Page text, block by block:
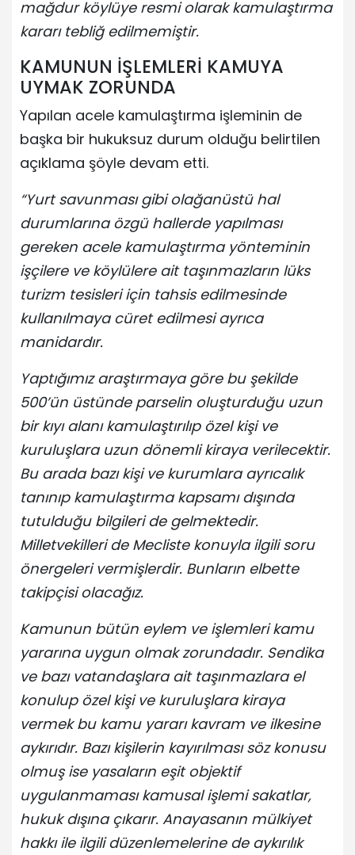
mağdur köylüye resmi olarak kamulaştırma
kararı tebliğ edilmemiştir.
KAMUNUN İŞLEMLERİ KAMUYA
UYMAK ZORUNDA
Yapılan acele kamulaştırma işleminin de
başka bir hukuksuz durum olduğu belirtilen
açıklama şöyle devam etti.
“Yurt savunması gibi olağanüstü hal
durumlarına özgü hallerde yapılması
gereken acele kamulaştırma yönteminin
işçilere ve köylülere ait taşınmazların lüks
turizm tesisleri için tahsis edilmesinde
kullanılmaya cüret edilmesi ayrıca
manidardır.
Yaptığımız araştırmaya göre bu şekilde
500’ün üstünde parselin oluşturduğu uzun
bir kıyı alanı kamulaştırılıp özel kişi ve
kuruluşlara uzun dönemli kiraya verilecektir.
Bu arada bazı kişi ve kurumlara ayrıcalık
tanınıp kamulaştırma kapsamı dışında
tutulduğu bilgileri de gelmektedir.
Milletvekilleri de Mecliste konuyla ilgili soru
önergeleri vermişlerdir. Bunların elbette
takipçisi olacağız.
Kamunun bütün eylem ve işlemleri kamu
yararına uygun olmak zorundadır. Sendika
ve bazı vatandaşlara ait taşınmazlara el
konulup özel kişi ve kuruluşlara kiraya
vermek bu kamu yararı kavram ve ilkesine
aykırıdır. Bazı kişilerin kayırılması söz konusu
olmuş ise yasaların eşit objektif
uygulanmaması kamusal işlemi sakatlar,
hukuk dışına çıkarır. Anayasanın mülkiyet
hakkı ile ilgili düzenlemelerine de aykırılık